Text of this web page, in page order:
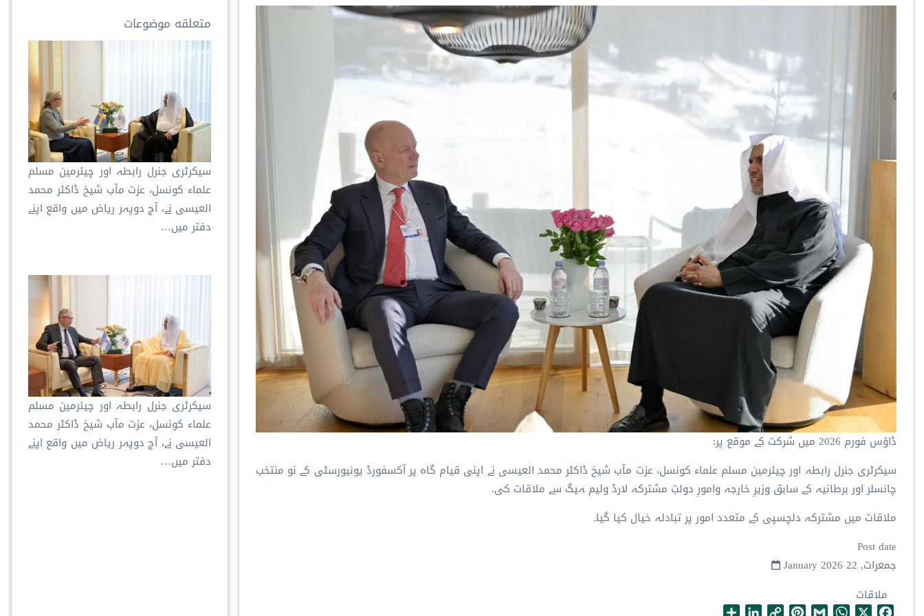
ڈاؤس فورم 2026 میں شرکت کے موقع پر:
سیکرٹری جنرل رابطہ اور چیئرمین مسلم علماء کونسل، عزت مآب شیخ ڈاکٹر محمد العیسی نے اپنی قیام گاہ پر آکسفورڈ یونیورسٹی کے نو منتخب
چانسلر اور برطانیہ کے سابق وزیرِ خارجہ وامورِ دولتِ مشترکہ لارڈ ولیم ہیگ سے ملاقات کی۔
ملاقات میں مشترکہ دلچسپی کے متعدد امور پر تبادلہ خیال کیا گیا۔
Post date
جمعرات, 22 January 2026
ملاقات
متعلقه موضوعات
سیکرٹری جنرل رابطہ اور چیئرمین مسلم
علماء کونسل، عزت مآب شیخ ڈاکٹر محمد
العیسی نے، آج دوپہر ریاض میں واقع اپنے
دفتر میں…
سیکرٹری جنرل رابطہ اور چیئرمین مسلم
علماء کونسل، عزت مآب شیخ ڈاکٹر محمد
العیسی نے، آج دوپہر ریاض میں واقع اپنے
دفتر میں…